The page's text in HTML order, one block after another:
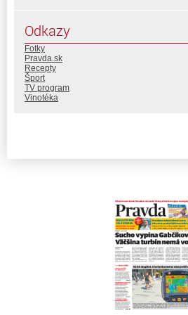
Odkazy
Fotky
Pravda.sk
Recepty
Šport
TV program
Vinotéka